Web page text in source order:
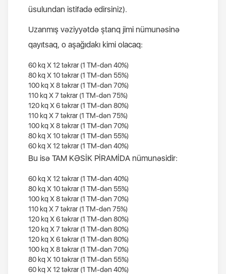
üsulundan istifadə edirsiniz).
Uzanmış vəziyyətdə ştanq jimi nümunəsinə
qayıtsaq, o aşağıdakı kimi olacaq:
60 kq Х 12 təkrar (1 TM-dən 40%)
80 kq Х 10 təkrar (1 TM-dən 55%)
100 kq Х 8 təkrar (1 TM-dən 70%)
110 kq Х 7 təkrar (1 TM-dən 75%)
120 kq Х 6 təkrar (1 TM-dən 80%)
110 kq Х 7 təkrar (1 TM-dən 75%)
100 kq Х 8 təkrar (1 TM-dən 70%)
80 kq Х 10 təkrar (1 TM-dən 55%)
60 kq Х 12 təkrar (1 TM-dən 40%)
Bu isə TAM KƏSİK PİRAMİDA nümunəsidir:
60 kq Х 12 təkrar (1 TM-dən 40%)
80 kq Х 10 təkrar (1 TM-dən 55%)
100 kq Х 8 təkrar (1 TM-dən 70%)
110 kq Х 7 təkrar (1 TM-dən 75%)
120 kq Х 6 təkrar (1 TM-dən 80%)
120 kq Х 7 təkrar (1 TM-dən 80%)
120 kq Х 6 təkrar (1 TM-dən 80%)
100 kq Х 8 təkrar (1 TM-dən 70%)
80 kq Х 10 təkrar (1 TM-dən 55%)
60 kq Х 12 təkrar (1 TM-dən 40%)